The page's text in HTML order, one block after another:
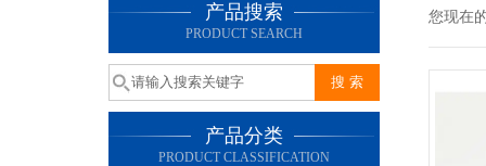
产品搜索
PRODUCT SEARCH
产品分类
PRODUCT CLASSIFICATION
您现在